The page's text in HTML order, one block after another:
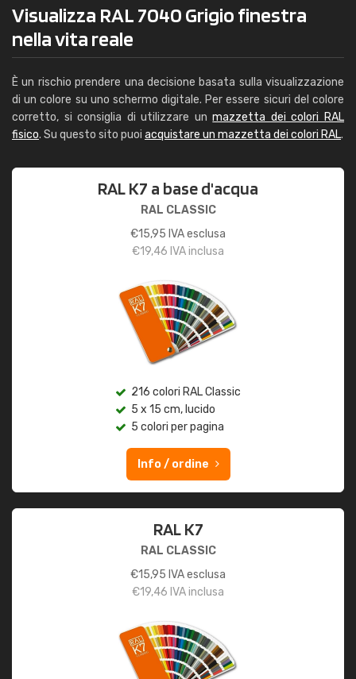
Visualizza RAL 7040 Grigio finestra
nella vita reale
È un rischio prendere una decisione basata sulla visualizzazione
di un colore su uno schermo digitale. Per essere sicuri del colore
corretto, si consiglia di utilizzare unmazzetta dei colori RAL
fisico. Su questo sito puoi acquistare un mazzetta dei colori RAL.
RAL K7 a base d'acqua
RAL CLASSIC
€15,95 IVA esclusa
€19,46 IVA inclusa
216 colori RAL Classic
5 x 15 cm, lucido
5 colori per pagina
Info / ordine
RAL K7
RAL CLASSIC
€15,95 IVA esclusa
€19,46 IVA inclusa